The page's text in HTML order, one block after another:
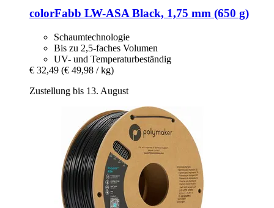
colorFabb LW-​ASA Black, 1,75 mm (650 g)
Schaumtechnologie
Bis zu 2,5-faches Volumen
UV- und Temperaturbeständig
€ 32,49 (€ 49,98 / kg)
Zustellung bis 13. August